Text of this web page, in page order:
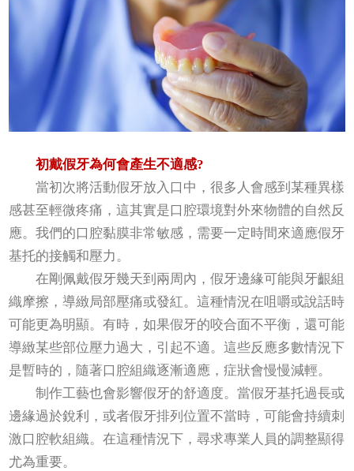
初戴假牙為何會產生不適感?
當初次將活動假牙放入口中，很多人會感到某種異樣
感甚至輕微疼痛，這其實是口腔環境對外來物體的自然反
應。我們的口腔黏膜非常敏感，需要一定時間來適應假牙
基托的接觸和壓力。
在剛佩戴假牙幾天到兩周內，假牙邊緣可能與牙齦組
織摩擦，導緻局部壓痛或發紅。這種情況在咀嚼或說話時
可能更為明顯。有時，如果假牙的咬合面不平衡，還可能
導緻某些部位壓力過大，引起不適。這些反應多數情況下
是暫時的，隨著口腔組織逐漸適應，症狀會慢慢減輕。
制作工藝也會影響假牙的舒適度。當假牙基托過長或
邊緣過於銳利，或者假牙排列位置不當時，可能會持續刺
激口腔軟組織。在這種情況下，尋求專業人員的調整顯得
尤為重要。